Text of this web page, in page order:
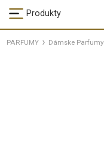
Produkty
PARFUMY Dámske Parfumy